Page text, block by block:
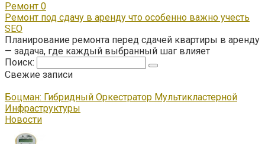
Ремонт 0
Ремонт под сдачу в аренду что особенно важно учесть
SEO
Планирование ремонта перед сдачей квартиры в аренду
— задача, где каждый выбранный шаг влияет
Поиск:
Свежие записи
Боцман: Гибридный Оркестратор Мультикластерной
Инфраструктуры
Новости